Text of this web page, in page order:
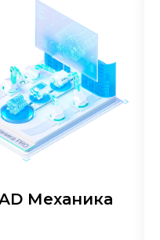
Механика